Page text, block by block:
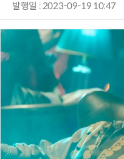
발행일 : 2023-09-19 10:47